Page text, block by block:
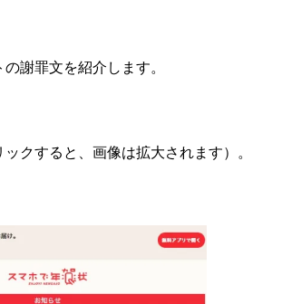
謝罪文を紹介します。
クすると、画像は拡大されます）。